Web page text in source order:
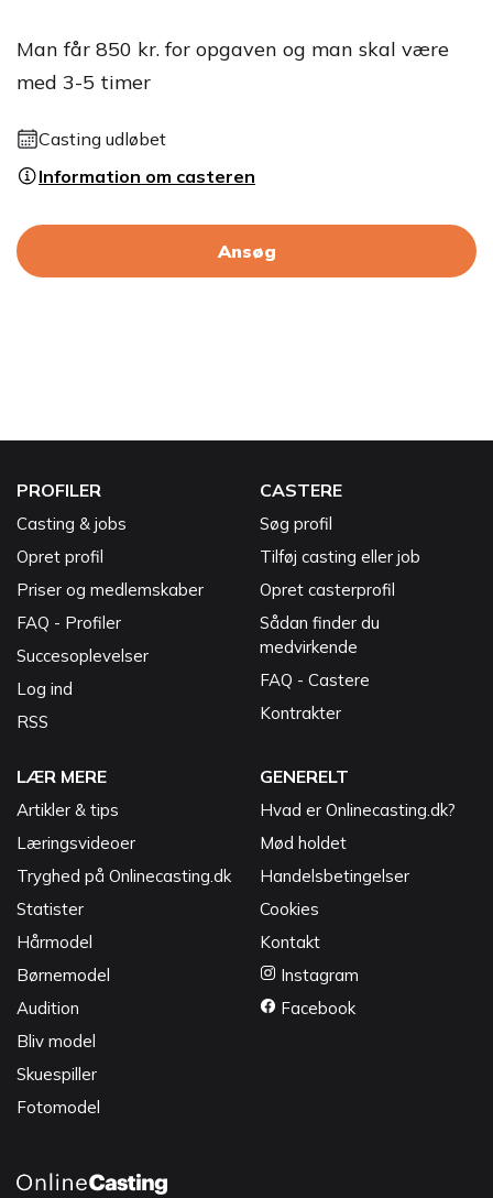
Man får 850 kr. for opgaven og man skal være
med 3-5 timer
Casting udløbet
Information om casteren
Ansøg
PROFILER
Casting & jobs
Opret profil
Priser og medlemskaber
FAQ - Profiler
Succesoplevelser
Log ind
RSS
CASTERE
Søg profil
Tilføj casting eller job
Opret casterprofil
Sådan finder du
medvirkende
FAQ - Castere
Kontrakter
LÆR MERE
Artikler & tips
Læringsvideoer
Tryghed på Onlinecasting.dk
Statister
Hårmodel
Børnemodel
Audition
Bliv model
Skuespiller
Fotomodel
GENERELT
Hvad er Onlinecasting.dk?
Mød holdet
Handelsbetingelser
Cookies
Kontakt
Instagram
Facebook